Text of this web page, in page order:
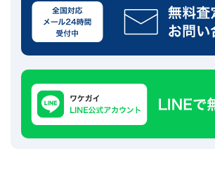
持
分・
空
き
再
建
不
可
な